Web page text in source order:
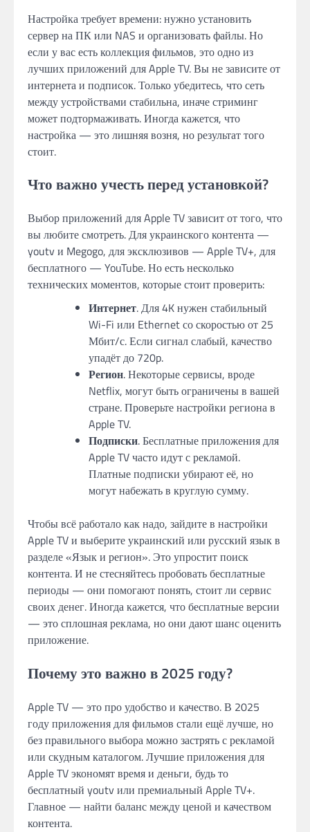
Настройка требует времени: нужно установить
сервер на ПК или NAS и организовать файлы. Но
если у вас есть коллекция фильмов, это одно из
лучших приложений для Apple TV. Вы не зависите от
интернета и подписок. Только убедитесь, что сеть
между устройствами стабильна, иначе стриминг
может подтормаживать. Иногда кажется, что
настройка — это лишняя возня, но результат того
стоит.
Что важно учесть перед установкой?
Выбор приложений для Apple TV зависит от того, что
вы любите смотреть. Для украинского контента —
youtv и Megogo, для эксклюзивов — Apple TV+, для
бесплатного — YouTube. Но есть несколько
технических моментов, которые стоит проверить:
Интернет. Для 4K нужен стабильный
Wi-Fi или Ethernet со скоростью от 25
Мбит/с. Если сигнал слабый, качество
упадёт до 720p.
Регион. Некоторые сервисы, вроде
Netflix, могут быть ограничены в вашей
стране. Проверьте настройки региона в
Apple TV.
Подписки. Бесплатные приложения для
Apple TV часто идут с рекламой.
Платные подписки убирают её, но
могут набежать в круглую сумму.
Чтобы всё работало как надо, зайдите в настройки
Apple TV и выберите украинский или русский язык в
разделе «Язык и регион». Это упростит поиск
контента. И не стесняйтесь пробовать бесплатные
периоды — они помогают понять, стоит ли сервис
своих денег. Иногда кажется, что бесплатные версии
— это сплошная реклама, но они дают шанс оценить
приложение.
Почему это важно в 2025 году?
Apple TV — это про удобство и качество. В 2025
году приложения для фильмов стали ещё лучше, но
без правильного выбора можно застрять с рекламой
или скудным каталогом. Лучшие приложения для
Apple TV экономят время и деньги, будь то
бесплатный youtv или премиальный Apple TV+.
Главное — найти баланс между ценой и качеством
контента.